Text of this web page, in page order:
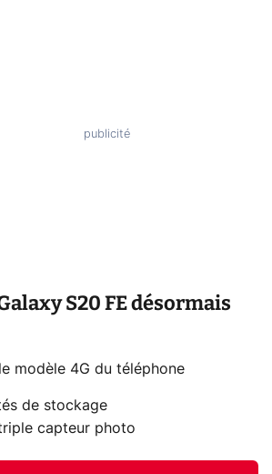
S20 FE désormais
modèle 4G du téléphone
de stockage
capteur photo